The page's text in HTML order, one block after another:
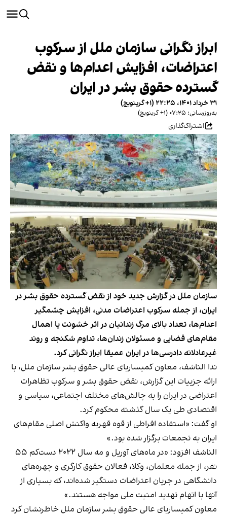
ابراز نگرانی سازمان ملل از سرکوب
اعتراضات، افزایش اعدام‌ها و نقض
گسترده حقوق بشر در ایران
۳۱ خرداد ۱۴۰۱، ۲۲:۲۵ (‎+۱ گرینویچ)
به‌روزرسانی: ۰۷:۲۵ (‎+۱ گرینویچ)
اشتراک‌گذاری
سازمان ملل در گزارش جدید خود از نقض گسترده حقوق بشر در
ایران، از جمله سرکوب اعتراضات مدنی، افزایش چشمگیر
اعدام‌ها، تعداد بالای مرگ زندانیان در اثر خشونت یا اهمال
مقام‌های قضایی و مسئولان زندان‌ها، تداوم شکنجه و روند
غیرعادلانه دادرسی‌ها در ایران عمیقا ابراز نگرانی کرد.
ندا الناشف، معاون کمیساریای عالی حقوق بشر سازمان ملل، با
ارائه جزییات این گزارش، نقض حقوق بشر و سرکوب تظاهرات
اعتراضی در ایران را به چالش‌های مختلف اجتماعی، سیاسی و
اقتصادی طی یک سال گذشته محکوم کرد.
او گفت: «استفاده افراطی از قوه قهریه واکنش اصلی مقام‌های
ایران به تجمعات برگزار شده بود.»
الناشف افزود: «در ماه‌های آوریل و مه سال ۲۰۲۲ دست‌کم ۵۵
نفر، از جمله معلمان، وکلا، فعالان حقوق کارگری و چهره‌های
دانشگاهی در جریان اعتراضات دستگیر شده‌اند، که بسیاری از
آنها با اتهام تهدید امنیت ملی مواجه هستند.»
معاون کمیساریای عالی حقوق بشر سازمان ملل خاطرنشان کرد